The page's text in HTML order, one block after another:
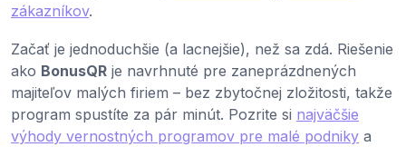
zákazníkov.
Začať je jednoduchšie (a lacnejšie), než sa zdá. Riešenie
ako BonusQR je navrhnuté pre zaneprázdnených
majiteľov malých firiem – bez zbytočnej zložitosti, takže
program spustíte za pár minút. Pozrite si najväčšie
výhody vernostných programov pre malé podniky a